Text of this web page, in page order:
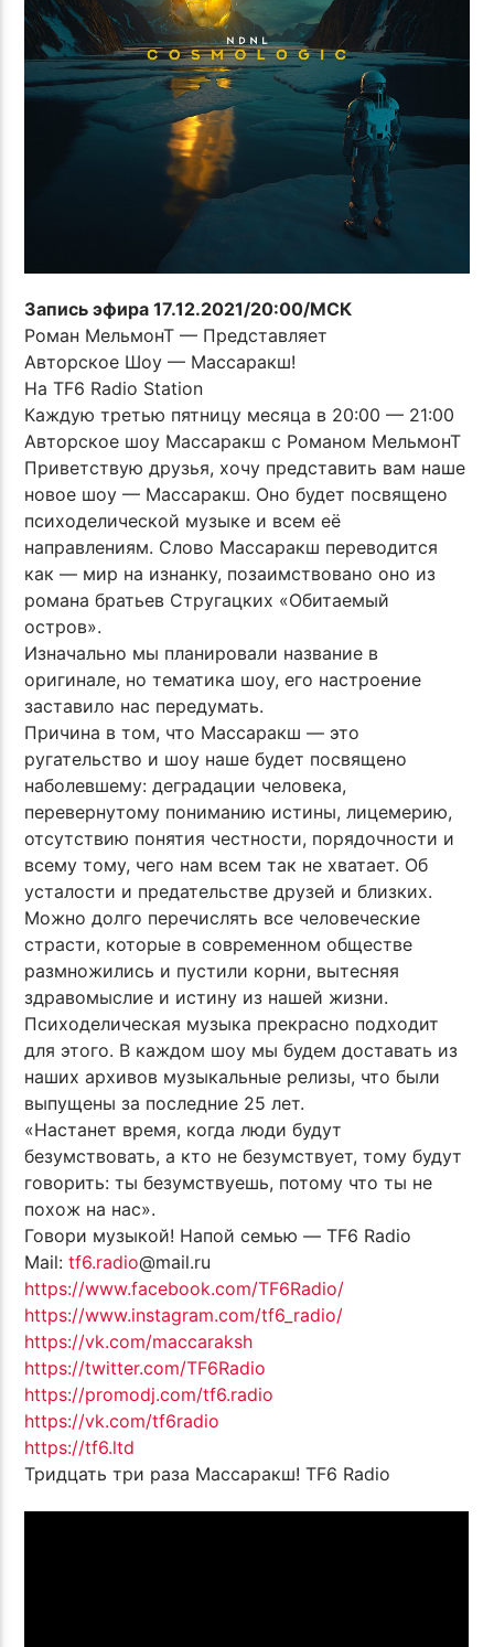
Запись эфира 17.12.2021/20:00/МСК
Роман МельмонТ — Представляет
Авторское Шоу — Массаракш!
На TF6 Radio Station
Каждую третью пятницу месяца в 20:00 — 21:00
Авторское шоу Массаракш с Романом МельмонТ
Приветствую друзья, хочу представить вам наше
новое шоу — Массаракш. Оно будет посвящено
психоделической музыке и всем её
направлениям. Слово Массаракш переводится
как — мир на изнанку, позаимствовано оно из
романа братьев Стругацких «Обитаемый
остров».
Изначально мы планировали название в
оригинале, но тематика шоу, его настроение
заставило нас передумать.
Причина в том, что Массаракш — это
ругательство и шоу наше будет посвящено
наболевшему: деградации человека,
перевернутому пониманию истины, лицемерию,
отсутствию понятия честности, порядочности и
всему тому, чего нам всем так не хватает. Об
усталости и предательстве друзей и близких.
Можно долго перечислять все человеческие
страсти, которые в современном обществе
размножились и пустили корни, вытесняя
здравомыслие и истину из нашей жизни.
Психоделическая музыка прекрасно подходит
для этого. В каждом шоу мы будем доставать из
наших архивов музыкальные релизы, что были
выпущены за последние 25 лет.
«Настанет время, когда люди будут
безумствовать, а кто не безумствует, тому будут
говорить: ты безумствуешь, потому что ты не
похож на нас».
Говори музыкой! Напой семью — TF6 Radio
Mail:tf6.radio@mail.ru
https://www.facebook.com/TF6Radio/
https://www.instagram.com/tf6_radio/
https://vk.com/maccaraksh
https://twitter.com/TF6Radio
https://promodj.com/tf6.radio
https://vk.com/tf6radio
https://tf6.ltd
Тридцать три раза Массаракш! TF6 Radio